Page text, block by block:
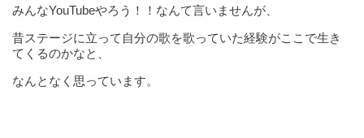
みんなYouTubeやろう！！なんて言いませんが、
昔ステージに立って自分の歌を歌っていた経験がここで生き
てくるのかなと、
なんとなく思っています。